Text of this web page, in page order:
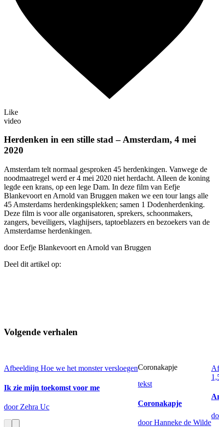
Like
video
Herdenken in een stille stad – Amsterdam, 4 mei
2020
Amsterdam telt normaal gesproken 45 herdenkingen. Vanwege de
noodmaatregel werd er 4 mei 2020 niet herdacht. Alleen de koning
legde een krans, op een lege Dam. In deze film van Eefje
Blankevoort en Arnold van Bruggen maken we een tour langs alle
45 Amsterdams herdenkingsplekken; samen 1 Dodenherdenking.
Deze film is voor alle organisatoren, sprekers, schoonmakers,
zangers, beveiligers, vlaghijsers, taptoeblazers en bezoekers van de
Amsterdamse herdenkingen.
door Eefje Blankevoort en Arnold van Bruggen
Deel dit artikel op:
Volgende verhalen
Afbeelding Hoe we het monster versloegen
Ik zie mijn toekomst voor me
door Zehra Uc
Coronakapje
tekst
Coronakapje
door Hanneke de Wilde